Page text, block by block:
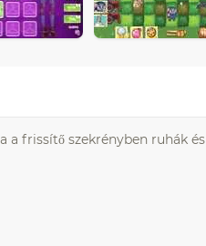
a frissítő szekrényben ruhák és